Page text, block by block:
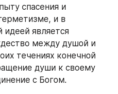
спасения и
и в
идеей является
между душой и
течениях конечной
души к своему
с Богом.